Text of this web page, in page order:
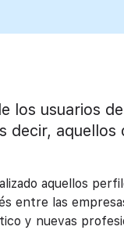
los usuarios
decir,
aquellos
entre las
y nuevas